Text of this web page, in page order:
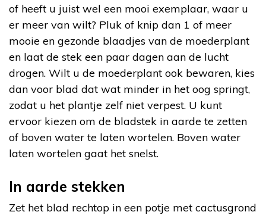
of heeft u juist wel een mooi exemplaar, waar u
er meer van wilt? Pluk of knip dan 1 of meer
mooie en gezonde blaadjes van de moederplant
en laat de stek een paar dagen aan de lucht
drogen. Wilt u de moederplant ook bewaren, kies
dan voor blad dat wat minder in het oog springt,
zodat u het plantje zelf niet verpest. U kunt
ervoor kiezen om de bladstek in aarde te zetten
of boven water te laten wortelen. Boven water
laten wortelen gaat het snelst.
In aarde stekken
Zet het blad rechtop in een potje met cactusgrond